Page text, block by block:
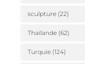
sculpture (22)
Thaïlande (62)
Turquie (124)